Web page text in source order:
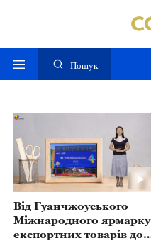
Пошук
Від Гуанчжоуського
Міжнародного ярмарку
експортних товарів до